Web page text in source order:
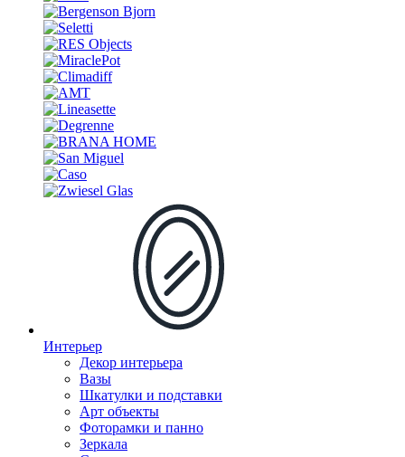
Интерьер
Декор интерьера
Вазы
Шкатулки и подставки
Арт объекты
Фоторамки и панно
Зеркала